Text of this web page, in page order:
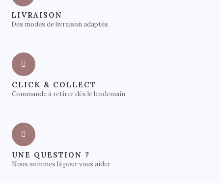
LIVRAISON
Des modes de livraison adaptés
CLICK & COLLECT
Commande à retirer dès le lendemain
UNE QUESTION ?
Nous sommes là pour vous aider